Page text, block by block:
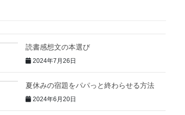
読書感想文の本選び
2024年7月26日
夏休みの宿題をパパっと終わらせる方法
2024年6月20日